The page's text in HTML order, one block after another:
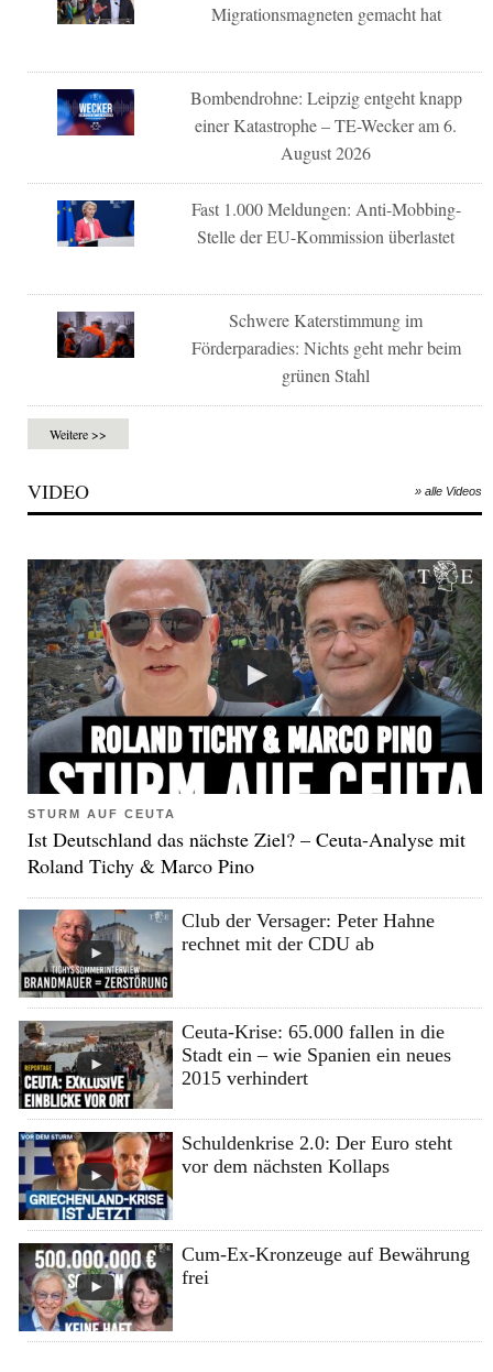
Migrationsmagneten gemacht hat
Bombendrohne: Leipzig entgeht knapp
einer Katastrophe – TE-Wecker am 6.
August 2026
Fast 1.000 Meldungen: Anti-Mobbing-
Stelle der EU-Kommission überlastet
Schwere Katerstimmung im
Förderparadies: Nichts geht mehr beim
grünen Stahl
Weitere >>
VIDEO » alle Videos
STURM AUF CEUTA
Ist Deutschland das nächste Ziel? – Ceuta-Analyse mit
Roland Tichy & Marco Pino
Club der Versager: Peter Hahne
rechnet mit der CDU ab
Ceuta-Krise: 65.000 fallen in die
Stadt ein – wie Spanien ein neues
2015 verhindert
Schuldenkrise 2.0: Der Euro steht
vor dem nächsten Kollaps
Cum-Ex-Kronzeuge auf Bewährung
frei